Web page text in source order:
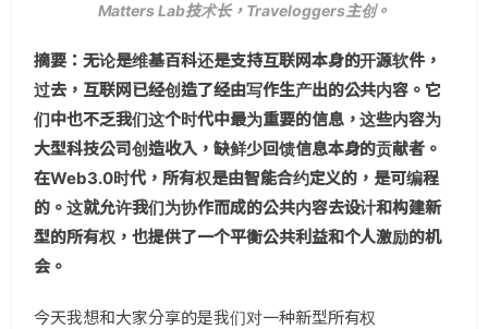
Matters Lab技术长，Traveloggers主创。
摘要：无论是维基百科还是支持互联网本身的开源软件，
过去，互联网已经创造了经由写作生产出的公共内容。它
们中也不乏我们这个时代中最为重要的信息，这些内容为
大型科技公司创造收入，缺鲜少回馈信息本身的贡献者。
在Web3.0时代，所有权是由智能合约定义的，是可编程
的。这就允许我们为协作而成的公共内容去设计和构建新
型的所有权，也提供了一个平衡公共利益和个人激励的机
会。
今天我想和大家分享的是我们对一种新型所有权